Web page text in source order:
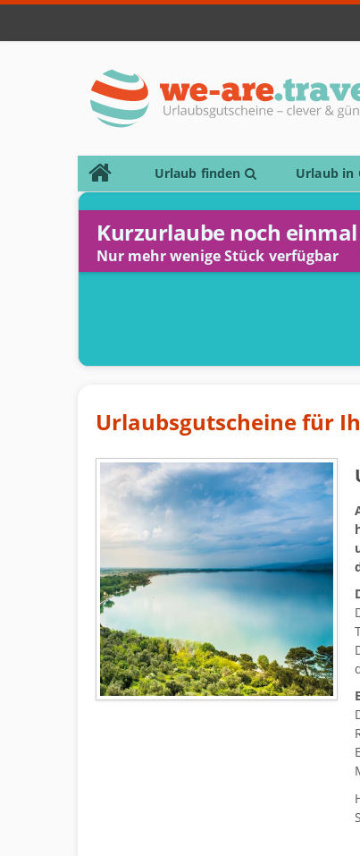
Urlaub finden Urlaub in
Kurzurlaube noch
Nur mehr wenige Stück verfügbar
Urlaubsgutscheine für